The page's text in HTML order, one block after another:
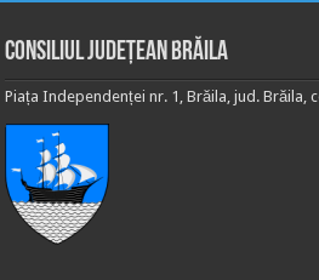
Consiliul Județean Brăila
Piața Independenței nr. 1, Brăila, jud. Brăila,